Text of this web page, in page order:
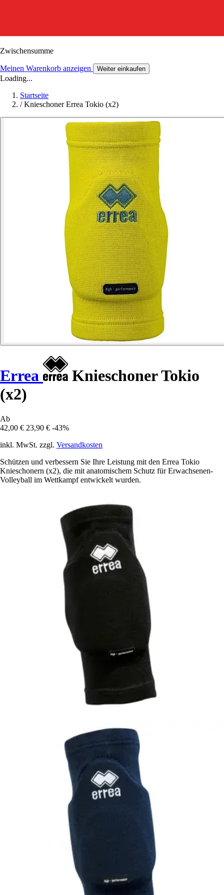
Zwischensumme
Meinen Warenkorb anzeigen Weiter einkaufen
Loading...
Startseite
/ Knieschoner Errea Tokio (x2)
Errea
Knieschoner Tokio
(x2)
Ab
42,00 € 23,90 € -43%
inkl. MwSt. zzgl. Versandkosten
Schützen und verbessern Sie Ihre Leistung mit den Errea Tokio
Knieschonern (x2), die mit anatomischem Schutz für Erwachsenen-
Volleyball im Wettkampf entwickelt wurden.